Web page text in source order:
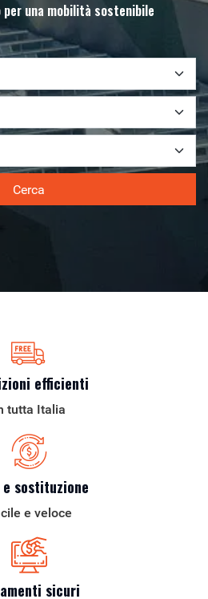
una mobilità sostenibile
Cerca
efficienti
tutta Italia
e sostituzione
e veloce
sicuri